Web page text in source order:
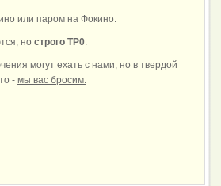
или паром на Фокино.
но строго ТР0
могут ехать с нами, но в твердой
- мы вас бросим.